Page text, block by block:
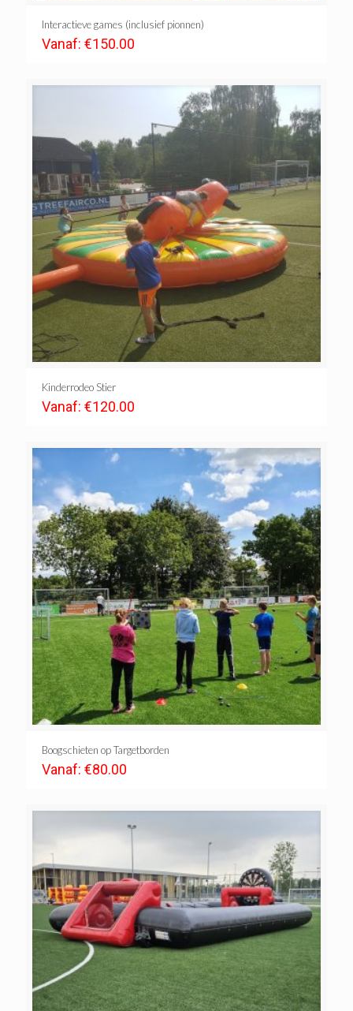
Interactieve games (inclusief pionnen)
Vanaf: €150.00
Kinderrodeo Stier
Vanaf: €120.00
Boogschieten op Targetborden
Vanaf: €80.00